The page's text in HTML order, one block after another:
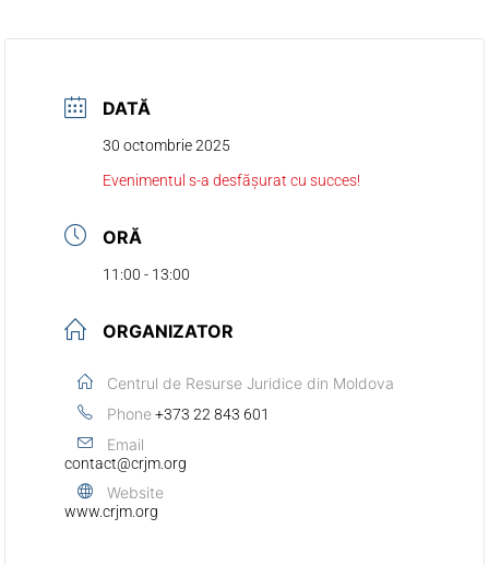
DATĂ
30 octombrie 2025
Evenimentul s-a desfășurat cu succes!
ORĂ
11:00 - 13:00
ORGANIZATOR
Centrul de Resurse Juridice din Moldova
Phone +373 22 843 601
Email
contact@crjm.org
Website
www.crjm.org